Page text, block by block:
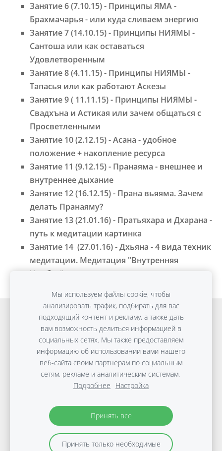
Занятие 6 (7.10.15) - Принципы ЯМА -
Брахмачарья - или куда сливаем энергию
Занятие 7 (14.10.15) - Принципы НИЯМЫ -
Сантоша или как оставаться
Удовлетворенным
Занятие 8 (4.11.15) - Принципы НИЯМЫ -
Тапасья или как работают Аскезы
Занятие 9 ( 11.11.15) - Принципы НИЯМЫ -
Свадхъна и Астикая или зачем общаться с
Просветленными
Занятие 10 (2.12.15) - Асана - удобное
положение + накопление ресурса
Занятие 11 (9.12.15) - Пранаяма - внешнее и
внутреннее дыхание
Занятие 12 (16.12.15) - Прана вьяяма. Зачем
делать Пранаяму?
Занятие 13 (21.01.16) - Пратьяхара и Дхарана -
путь к медитации картинка
Занятие 14 (27.01.16) - Дхьяна - 4 вида техник
медитации. Медитация "Внутренняя
Улыбка" картинка
Онлайн обучение
Detox Anti-Age
ПЛОСКИЙ ЖИВОТ без диет
Консультации
Путешествия
Файлы cookie
Copyright © Виктории Дараковой | 2010-2026 |
Материалы защищены авторским правом.
защиты данных
Мы используем файлы cookie, чтобы
анализировать трафик, подбирать для вас
подходящий контент и рекламу, а также дать
вам возможность делиться информацией в
социальных сетях. Мы также предоставляем
информацию об использовании вами нашего
веб-сайта своим партнерам по социальным
сетям, рекламе и аналитическим системам.
Подробнее
Настройка
Принять все
Принять только необходимые